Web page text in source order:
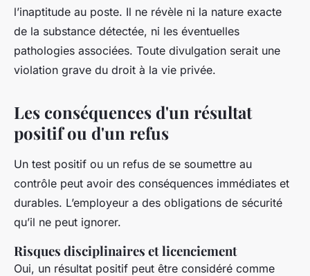
l’inaptitude au poste. Il ne révèle ni la nature exacte
de la substance détectée, ni les éventuelles
pathologies associées. Toute divulgation serait une
violation grave du droit à la vie privée.
Les conséquences d'un résultat
positif ou d'un refus
Un test positif ou un refus de se soumettre au
contrôle peut avoir des conséquences immédiates et
durables. L’employeur a des obligations de sécurité
qu’il ne peut ignorer.
Risques disciplinaires et licenciement
Oui, un résultat positif peut être considéré comme